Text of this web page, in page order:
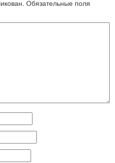
Обязательные поля